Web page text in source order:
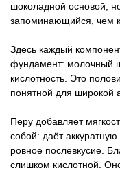
шоколадной основой,
запоминающийся, чем
Здесь каждый
фундамент: молочный
кислотность. Это
понятной для широкой
Перу добавляет
собой: даёт
ровное послевкусие.
слишком кислотной.